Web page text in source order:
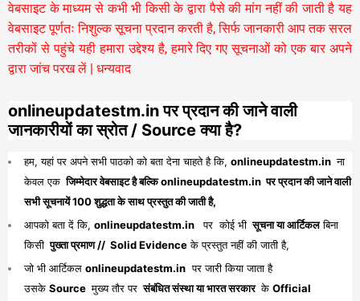
वेबसाइट के माध्यम से कभी भी किसी के द्वारा पैसे की मांग नहीं की जाती है यह
वेबसाइट पूर्णतः निशुल्क सूचना प्रदान करती है,सिर्फ जानकारी आप तक सरल
तरीकों से पहुंचे यही हमारा उद्देश्य है, हमारे दिए गए सूचनाओं को एक बार अपने
द्वारा जांच परख लें | धन्यवाद
onlineupdatestm.in पर प्रदान की जाने वाली
जानकारीयों का स्रोत / Source क्या है?
हम, यहां पर अपने सभी पाठको को बता देना चाहते है कि, onlineupdatestm.in ना
केवल एक जिम्मेदार वेबसाइट है बल्कि onlineupdatestm.in पर प्रदान की जाने वाली
सभी सूचनायें 100 शुद्धता के साथ प्रस्तुत की जाती है,
आपको बता दें कि, onlineupdatestm.in पर कोई भी सूचना या आर्टिकलबिना
किसी पुख्ता प्रमाण // Solid Evidenceके प्रस्तुत नहीं की जाती है,
जो भी आर्टिकल onlineupdatestm.in पर जारी किया जाता है
उसके Source मुख्य तौर पर संबंधित संस्था या भारत सरकार के Official